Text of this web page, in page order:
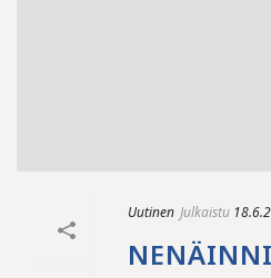
Uutinen Julkaistu